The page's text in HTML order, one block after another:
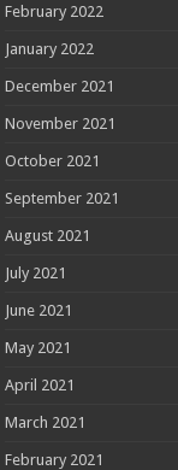
February 2022
January 2022
December 2021
November 2021
October 2021
September 2021
August 2021
July 2021
June 2021
May 2021
April 2021
March 2021
February 2021